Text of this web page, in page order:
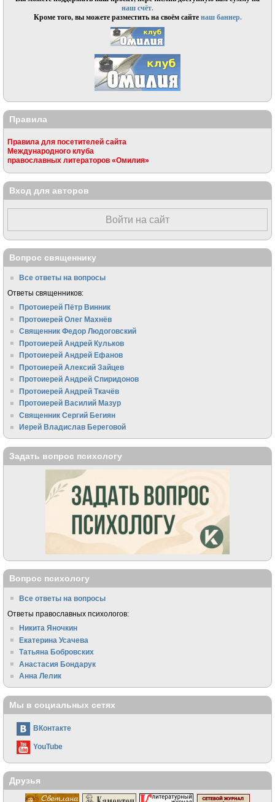
наш счёт.
Кроме того, вы можете разместить на своём сайтенаш баннер.
Правила
Правила для посетителей сайта
Международного клуба
православных литераторов «Омилия»
Вход для авторов
Войти на сайт
Вопрос священнику
Все ответы на вопросы
Ответы священников:
Протоиерей Пётр Винник
Протоиерей Олег Махнёв
Священник Федор Людоговский
Протоиерей Андрей Кульков
Протоиерей Андрей Ефанов
Протоиерей Алексий Зайцев
Протоиерей Андрей Спиридонов
Протоиерей Андрей Ткачёв
Протоиерей Василий Мазур
Священник Сергий Бегиян
Иерей Владислав Береговой
Задать вопрос психологу
Вопрос психологу
Все ответы на вопросы
Ответы православных психологов:
Никита Яночкин
Екатерина Усачева
Татьяна Бобровских
Анастасия Бондарук
Анна Лелик
Мы в социальных сетях
ВКонтакте
YouTube
Друзья